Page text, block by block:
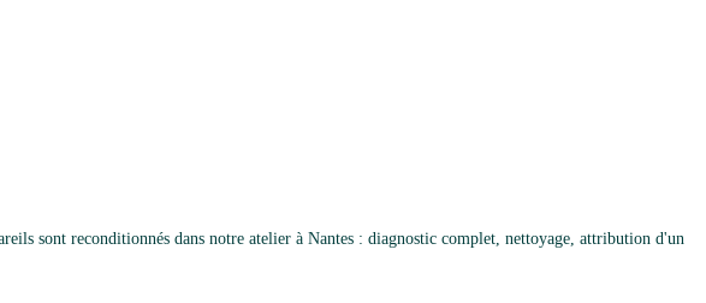
sont reconditionnés dans notre atelier à Nantes : diagnostic complet, nettoyage, attribution d'un